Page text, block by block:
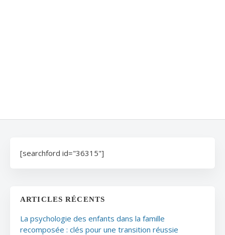
[searchford id="36315"]
ARTICLES RÉCENTS
La psychologie des enfants dans la famille
recomposée : clés pour une transition réussie